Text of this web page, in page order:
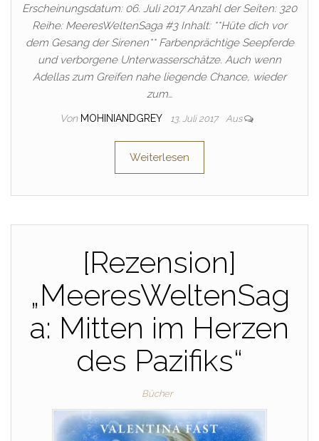
Erscheinungsdatum: 06. Juli 2017 Anzahl der Seiten: 320
Reihe: MeeresWeltenSaga #3 Inhalt: **Hüte dich vor
dem Gesang der Sirenen** Farbenprächtige Seepferde
und verborgene Unterwasserschätze. Auch wenn
Adellas zum Greifen nahe liegende Chance, wieder
zum…
Von MOHINIANDGREY 13. Juli 2017 Aus
Weiterlesen
[Rezension]
„MeeresWeltenSag
a: Mitten im Herzen
des Pazifiks“
Bücher